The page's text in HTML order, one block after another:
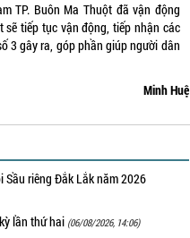
TP. Buôn Ma Thuột đã vận động
sẽ tiếp tục vận động, tiếp nhận các
3 gây ra, góp phần giúp người dân
Minh Huệ
Sầu riêng Đắk Lắk năm 2026
lần thứ hai (06/08/2026, 14:06)